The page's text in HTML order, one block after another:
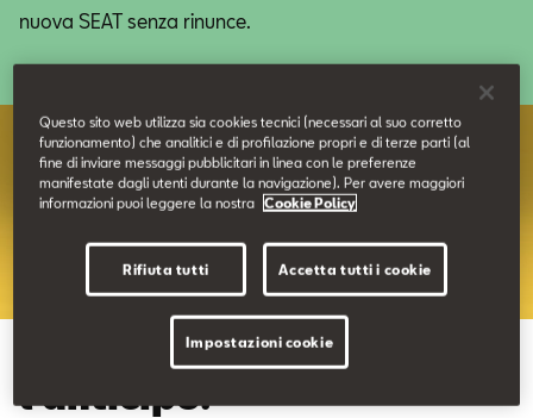
Contatti
Configuratore
nuova SEAT senza rinunce.
Liberi di scegliere. Anche
l’anticipo.
Questo sito web utilizza sia cookies tecnici (necessari al suo corretto
funzionamento) che analitici e di profilazione propri e di terze parti (al
fine di inviare messaggi pubblicitari in linea con le preferenze
manifestate dagli utenti durante la navigazione). Per avere maggiori
informazioni puoi leggere la nostra
Cookie Policy
Rifiuta tutti Accetta tutti i cookie
Impostazioni cookie